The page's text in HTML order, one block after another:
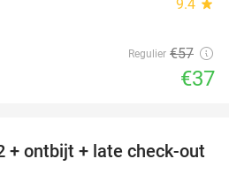
9.4 star
Regulier €57
€37
41%
+ ontbijt + late check-out